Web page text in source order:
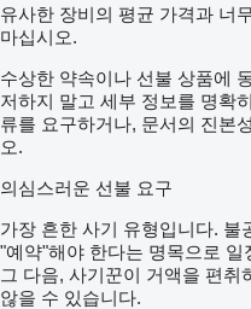
유사한 장비의 평균 가격과 너
마십시오.
수상한 약속이나 선불 상품에
저하지 말고 세부 정보를 명확
류를 요구하거나, 문서의 진본
오.
의심스러운 선불 요구
가장 흔한 사기 유형입니다. 불
"예약"해야 한다는 명목으로
그 다음, 사기꾼이 거액을 편취
않을 수 있습니다.